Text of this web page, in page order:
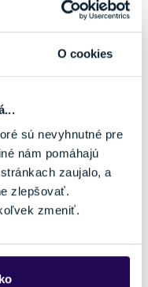
O cookies
sú nevyhnutné pre
nám pomáhajú
zaujalo, a
zlepšovať.
zmeniť.
2023
€